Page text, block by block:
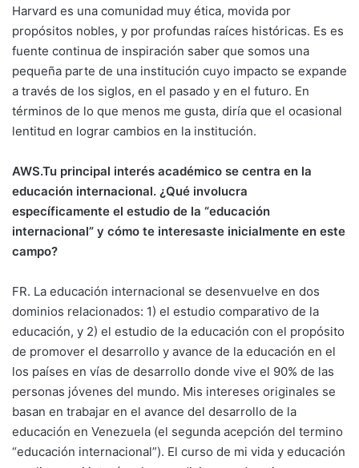
Harvard es una comunidad muy ética, movida por
propósitos nobles, y por profundas raíces históricas. Es es
fuente continua de inspiración saber que somos una
pequeña parte de una institución cuyo impacto se expande
a través de los siglos, en el pasado y en el futuro. En
términos de lo que menos me gusta, diría que el ocasional
lentitud en lograr cambios en la institución.
AWS.Tu principal interés académico se centra en la
educación internacional. ¿Qué involucra
específicamente el estudio de la “educación
internacional” y cómo te interesaste inicialmente en este
campo?
FR. La educación internacional se desenvuelve en dos
dominios relacionados: 1) el estudio comparativo de la
educación, y 2) el estudio de la educación con el propósito
de promover el desarrollo y avance de la educación en el
los países en vías de desarrollo donde vive el 90% de las
personas jóvenes del mundo. Mis intereses originales se
basan en trabajar en el avance del desarrollo de la
educación en Venezuela (el segunda acepción del termino
“educación internacional”). El curso de mi vida y educación